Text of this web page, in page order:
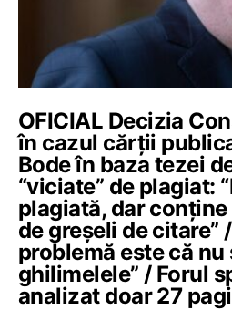
OFICIAL Decizia
în cazul cărții
Bode în baza tezei
“viciate” de plagiat:
plagiată, dar
de greșeli de citare”
problemă este că
ghilimelele” / Forul
analizat doar 27